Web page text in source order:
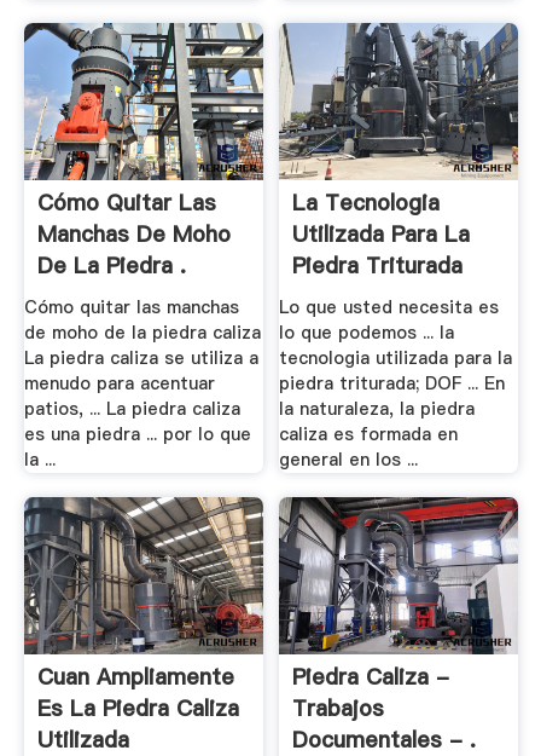
Cómo Quitar Las
Manchas De Moho
De La Piedra .
Cómo quitar las manchas
de moho de la piedra caliza
La piedra caliza se utiliza a
menudo para acentuar
patios, ... La piedra caliza
es una piedra ... por lo que
la ...
La Tecnologia
Utilizada Para La
Piedra Triturada
Lo que usted necesita es
lo que podemos ... la
tecnologia utilizada para la
piedra triturada; DOF ... En
la naturaleza, la piedra
caliza es formada en
general en los ...
Cuan Ampliamente
Es La Piedra Caliza
Utilizada
Piedra Caliza -
Trabajos
Documentales - .